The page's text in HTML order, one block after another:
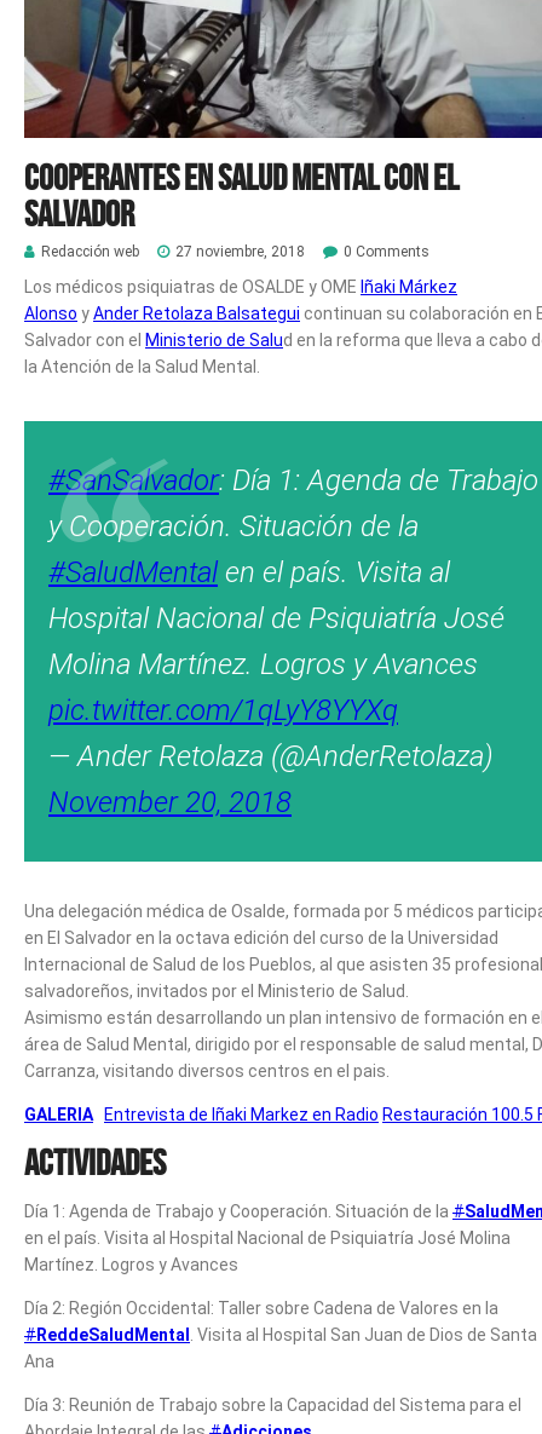
Cooperantes en Salud Mental con El
Salvador
Redacción web 27 noviembre, 2018 0 Comments
Los médicos psiquiatras de OSALDE y OME Iñaki Márkez
Alonso yAnder Retolaza Balsategui continuan su colaboración en
Salvador con el Ministerio de Salud en la reforma que lleva a cabo
la Atención de la Salud Mental.
#SanSalvador: Día 1: Agenda de Trabajo
y Cooperación. Situación de la
#SaludMentalen el país. Visita al
Hospital Nacional de Psiquiatría José
Molina Martínez. Logros y Avances
pic.twitter.com/1qLyY8YYXq
— Ander Retolaza (@AnderRetolaza)
November 20, 2018
Una delegación médica de Osalde, formada por 5 médicos
en El Salvador en la octava edición del curso de la Universidad
Internacional de Salud de los Pueblos, al que asisten 35
salvadoreños, invitados por el Ministerio de Salud.
Asimismo están desarrollando un plan intensivo de formación en
área de Salud Mental, dirigido por el responsable de salud mental,
Carranza, visitando diversos centros en el pais.
GALERIA Entrevista de Iñaki Markez en Radio Restauración 100.5
Actividades
Día 1: Agenda de Trabajo y Cooperación. Situación de la #
en el país. Visita al Hospital Nacional de Psiquiatría José Molina
Martínez. Logros y Avances
Día 2: Región Occidental: Taller sobre Cadena de Valores en la
#ReddeSaludMental
. Visita al Hospital San Juan de Dios de Santa
Ana
Día 3: Reunión de Trabajo sobre la Capacidad del Sistema para el